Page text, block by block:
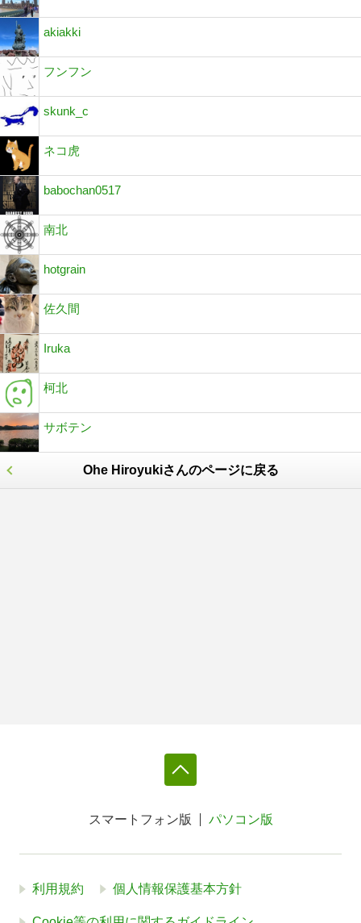
akiakki
フンフン
skunk_c
ネコ虎
babochan0517
南北
hotgrain
佐久間
Iruka
柯北
サボテン
Ohe Hiroyukiさんのページに戻る
スマートフォン版 パソコン版
利用規約 個人情報保護基本方針